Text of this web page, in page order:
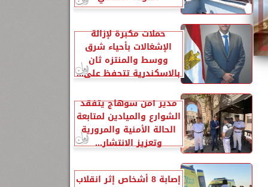
حملات مكبرة لإزالة
الإشغالات بأحياء شرق
ووسط والمنتزه ثان
بالاسكندرية تتحفظ على...
مدير أمن سوهاج يتفقد
الشوارع والميادين لمتابعة
الحالة الأمنية والمرورية
وتعزيز الانتشار...
إصابة 8 أشخاص إثر انقلاب